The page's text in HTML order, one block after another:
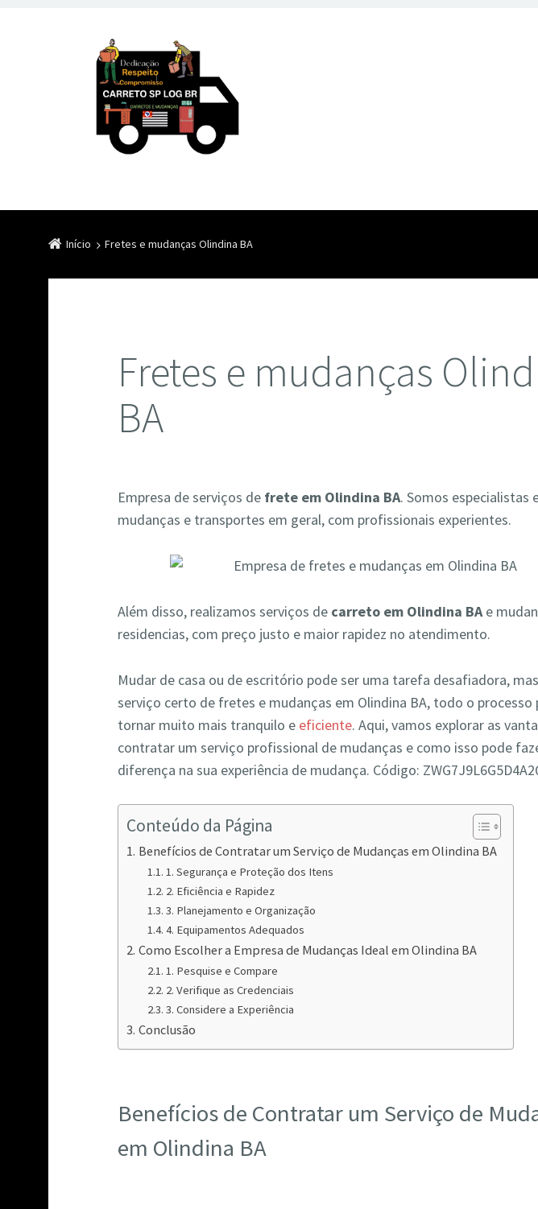
Início Fretes e mudanças Olindina BA
Fretes e mudanças
BA
Empresa de serviços de frete em Olindina BA. Somos especialistas
mudanças e transportes em geral, com profissionais experientes.
Além disso, realizamos serviços de carreto em Olindina BAe
residencias, com preço justo e maior rapidez no atendimento.
Mudar de casa ou de escritório pode ser uma tarefa desafiadora,
serviço certo de fretes e mudanças em Olindina BA, todo o processo
tornar muito mais tranquilo e eficiente. Aqui, vamos explorar as
contratar um serviço profissional de mudanças e como isso pode
diferença na sua experiência de mudança. Código:
Conteúdo da Página
Benefícios de Contratar um Serviço de Mudanças em Olindina BA
1. Segurança e Proteção dos Itens
2. Eficiência e Rapidez
3. Planejamento e Organização
4. Equipamentos Adequados
Como Escolher a Empresa de Mudanças Ideal em Olindina BA
1. Pesquise e Compare
2. Verifique as Credenciais
3. Considere a Experiência
Conclusão
Benefícios de Contratar um Serviço de
em Olindina BA